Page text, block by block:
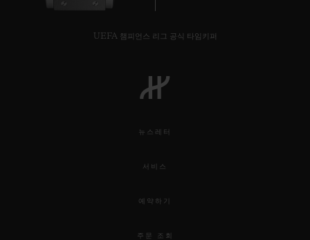
UEFA 챔피언스 리그 공식 타임키퍼
뉴스레터
서비스
예약하기
주문 조회